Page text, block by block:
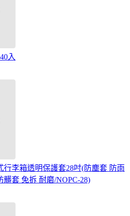
入
行李箱透明保護套28吋(防塵套 防雨
髒套 免拆 耐磨/NOPC-28)